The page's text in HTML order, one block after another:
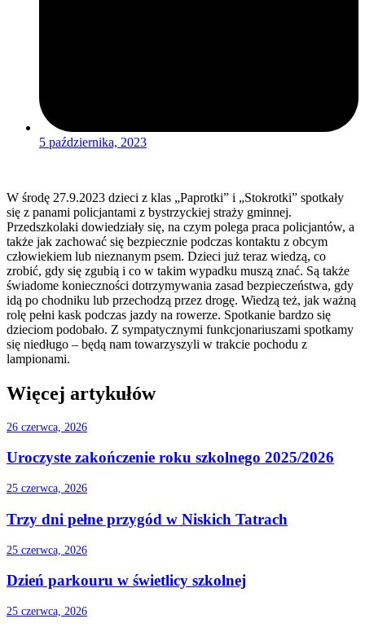
5 października, 2023
W środę 27.9.2023 dzieci z klas „Paprotki” i „Stokrotki” spotkały
się z panami policjantami z bystrzyckiej straży gminnej.
Przedszkolaki dowiedziały się, na czym polega praca policjantów, a
także jak zachować się bezpiecznie podczas kontaktu z obcym
człowiekiem lub nieznanym psem. Dzieci już teraz wiedzą, co
zrobić, gdy się zgubią i co w takim wypadku muszą znać. Są także
świadome konieczności dotrzymywania zasad bezpieczeństwa, gdy
idą po chodniku lub przechodzą przez drogę. Wiedzą też, jak ważną
rolę pełni kask podczas jazdy na rowerze. Spotkanie bardzo się
dzieciom podobało. Z sympatycznymi funkcjonariuszami spotkamy
się niedługo – będą nam towarzyszyli w trakcie pochodu z
lampionami.
Więcej artykułów
26 czerwca, 2026
Uroczyste zakończenie roku szkolnego 2025/2026
25 czerwca, 2026
Trzy dni pełne przygód w Niskich Tatrach
25 czerwca, 2026
Dzień parkouru w świetlicy szkolnej
25 czerwca, 2026